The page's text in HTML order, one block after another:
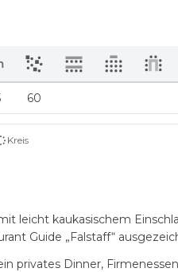
60
Kreis
leicht kaukasischem
Guide „Falstaff“
privates Dinner,